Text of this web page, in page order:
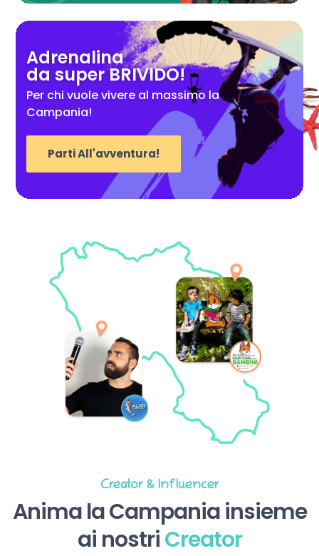
Adrenalina
da super BRIVIDO!
Per chi vuole vivere al massimo la
Campania!
Parti All'avventura!
Creator & Influencer
Anima la Campania insieme
ai nostriCreator